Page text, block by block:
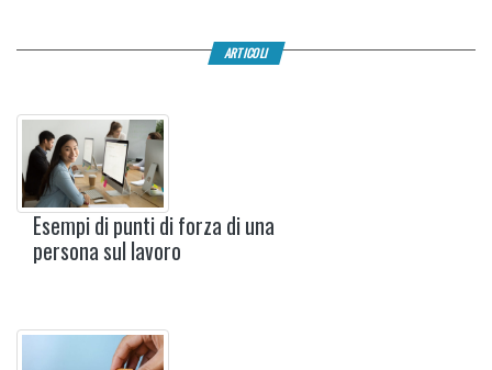
ARTICOLI
Esempi di punti di forza di una
persona sul lavoro